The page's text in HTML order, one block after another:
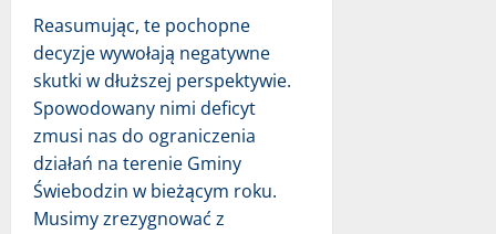
Reasumując, te pochopne
decyzje wywołają negatywne
skutki w dłuższej perspektywie.
Spowodowany nimi deficyt
zmusi nas do ograniczenia
działań na terenie Gminy
Świebodzin w bieżącym roku.
Musimy zrezygnować z